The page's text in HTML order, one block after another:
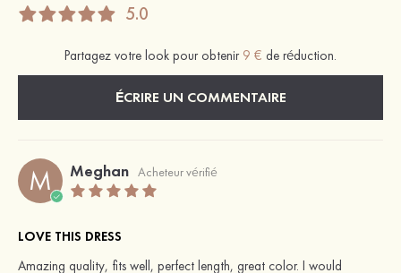
5.0
Partagez votre look pour obtenir 9 € de réduction.
ÉCRIRE UN COMMENTAIRE
M Meghan Acheteur vérifié
LOVE THIS DRESS
Amazing quality, fits well, perfect length, great color. I would